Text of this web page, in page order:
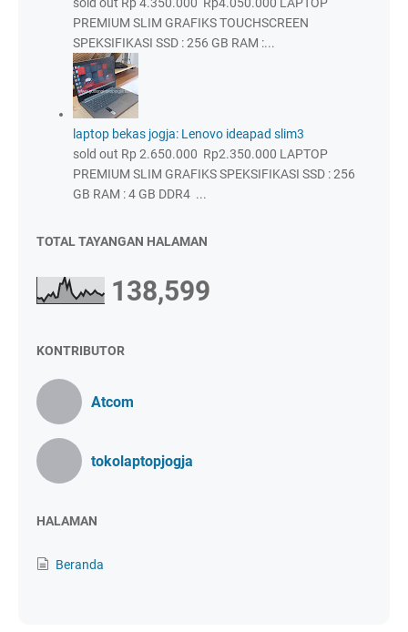
PREMIUM SLIM GRAFIKS TOUCHSCREEN
SPEKSIFIKASI SSD : 256 GB RAM :...
laptop bekas jogja: Lenovo ideapad slim3
sold out Rp 2.650.000 Rp2.350.000 LAPTOP
PREMIUM SLIM GRAFIKS SPEKSIFIKASI SSD : 256
GB RAM : 4 GB DDR4 ...
TOTAL TAYANGAN HALAMAN
138,599
KONTRIBUTOR
Atcom
tokolaptopjogja
HALAMAN
Beranda